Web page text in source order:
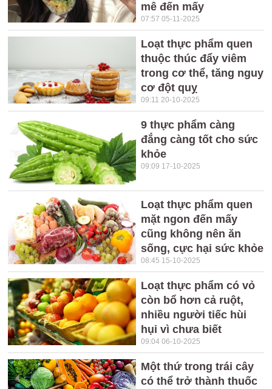
mê đến mấy
07:57 05-11-2025
Loạt thực phẩm quen
thuộc thúc đẩy viêm
trong cơ thể, tăng nguy
cơ đột quỵ
09:11 20-10-2025
9 thực phẩm càng
đắng càng tốt cho sức
khỏe
09:09 17-10-2025
Loạt thực phẩm quen
mặt ngon đến mấy
cũng không nên ăn
sống, cực hại sức khỏe
08:45 15-10-2025
Loạt thực phẩm có vỏ
còn bổ hơn cả ruột,
nhiều người tiếc hùi
hụi vì chưa biết
09:04 06-10-2025
Một thứ trong trái cây
có thể trở thành thuốc